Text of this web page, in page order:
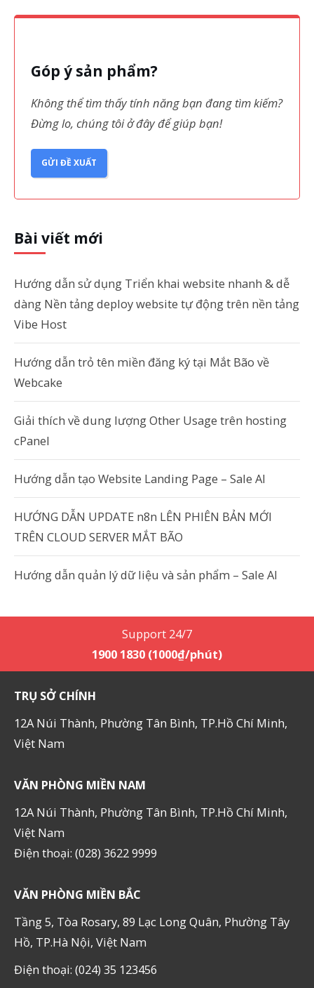
Góp ý sản phẩm?
Không thể tìm thấy tính năng bạn đang tìm kiếm?
Đừng lo, chúng tôi ở đây để giúp bạn!
GỬI ĐỀ XUẤT
Bài viết mới
Hướng dẫn sử dụng Triển khai website nhanh & dễ
dàng Nền tảng deploy website tự động trên nền tảng
Vibe Host
Hướng dẫn trỏ tên miền đăng ký tại Mắt Bão về
Webcake
Giải thích về dung lượng Other Usage trên hosting
cPanel
Hướng dẫn tạo Website Landing Page – Sale AI
HƯỚNG DẪN UPDATE n8n LÊN PHIÊN BẢN MỚI
TRÊN CLOUD SERVER MẮT BÃO
Hướng dẫn quản lý dữ liệu và sản phẩm – Sale AI
Support 24/7
1900 1830 (1000₫/phút)
TRỤ SỞ CHÍNH
12A Núi Thành, Phường Tân Bình, TP.Hồ Chí Minh,
Việt Nam
VĂN PHÒNG MIỀN NAM
12A Núi Thành, Phường Tân Bình, TP.Hồ Chí Minh,
Việt Nam
Điện thoại: (028) 3622 9999
VĂN PHÒNG MIỀN BẮC
Tầng 5, Tòa Rosary, 89 Lạc Long Quân, Phường Tây
Hồ, TP.Hà Nội, Việt Nam
Điện thoại: (024) 35 123456